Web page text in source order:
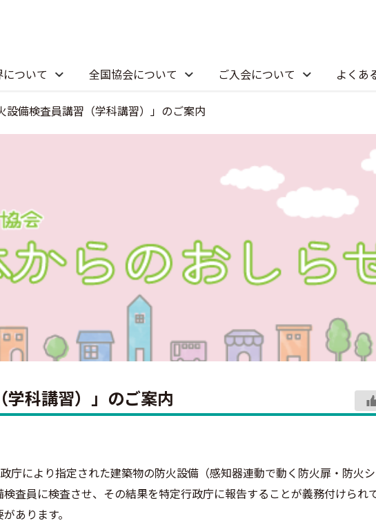
ついて 全国協会について ご入会について よくあ
設備検査員講習（学科講習）」のご案内
科講習）」のご案内
庁により指定された建築物の防火設備（感知器連動で動く防火扉・防火
査員に検査させ、その結果を特定行政庁に報告することが義務付けられて
あります。